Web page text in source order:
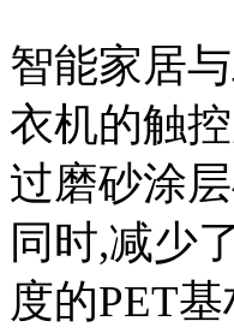
智能家居
衣机的触
过磨砂涂
同时,减少
度的PET